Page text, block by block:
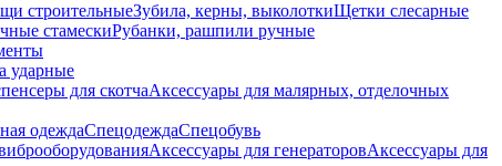
строительныеЗубила, керны, выколоткиЩетки слесарные
стамескиРубанки, рашпили ручные
ударные
для скотчаАксессуары для малярных, отделочных
одеждаСпецодеждаСпецобувь
Аксессуары для генераторовАксессуары для